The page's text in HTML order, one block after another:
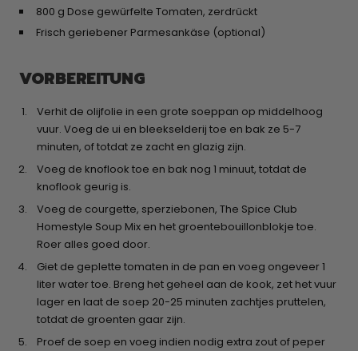
800 g Dose gewürfelte Tomaten, zerdrückt
Frisch geriebener Parmesankäse (optional)
VORBEREITUNG
Verhit de olijfolie in een grote soeppan op middelhoog
vuur. Voeg de ui en bleekselderij toe en bak ze 5-7
minuten, of totdat ze zacht en glazig zijn.
Voeg de knoflook toe en bak nog 1 minuut, totdat de
knoflook geurig is.
Voeg de courgette, sperziebonen, The Spice Club
Homestyle Soup Mix en het groentebouillonblokje toe.
Roer alles goed door.
Giet de geplette tomaten in de pan en voeg ongeveer 1
liter water toe. Breng het geheel aan de kook, zet het vuur
lager en laat de soep 20-25 minuten zachtjes pruttelen,
totdat de groenten gaar zijn.
Proef de soep en voeg indien nodig extra zout of peper